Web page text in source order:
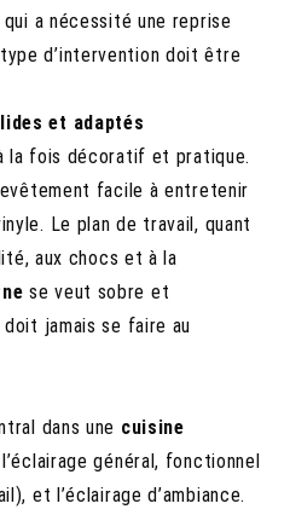
a nécessité une reprise
d’intervention doit être
et adaptés
la fois décoratif et pratique.
facile à entretenir
Le plan de travail, quant
aux chocs et à la
se veut sobre et
jamais se faire au
dans une cuisine
général, fonctionnel
et l’éclairage d’ambiance.